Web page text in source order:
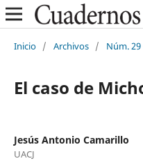
Inicio / Archivos / Núm. 29
El caso de
Jesús Antonio Camarillo
UACJ